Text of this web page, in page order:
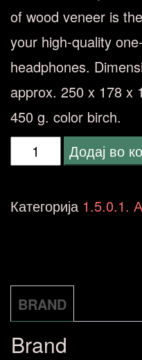
of wood veneer is
your high-quality
headphones.
approx. 250 x 178 x
450 g. color birch.
Dynavox
stand
количина
Додај во
Категорија 1.5.0.1.
BRAND
Brand